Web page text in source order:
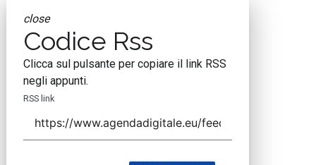
close
Codice Rss
Clicca sul pulsante per copiare il link RSS
negli appunti.
RSS link